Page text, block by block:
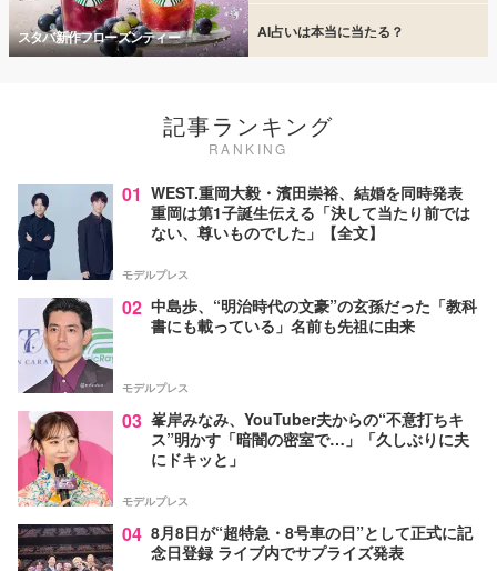
スタバ新作フローズンティー AI占いは本当に当たる？
記事ランキング
RANKING
01 WEST.重岡大毅・濱田崇裕、結婚を同時発表
重岡は第1子誕生伝える「決して当たり前では
ない、尊いものでした」【全文】
モデルプレス
02 中島歩、“明治時代の文豪”の玄孫だった「教科
書にも載っている」名前も先祖に由来
モデルプレス
03 峯岸みなみ、YouTuber夫からの“不意打ちキ
ス”明かす「暗闇の密室で…」「久しぶりに夫
にドキッと」
モデルプレス
04 8月8日が“超特急・8号車の日”として正式に記
念日登録 ライブ内でサプライズ発表